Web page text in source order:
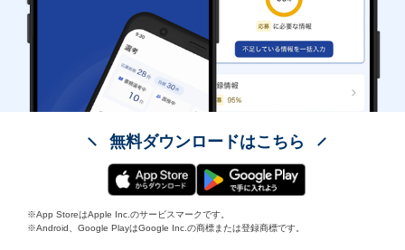
無料ダウンロードはこちら
※App StoreはApple Inc.のサービスマークです。
※Android、Google PlayはGoogle Inc.の商標または登録商標です。